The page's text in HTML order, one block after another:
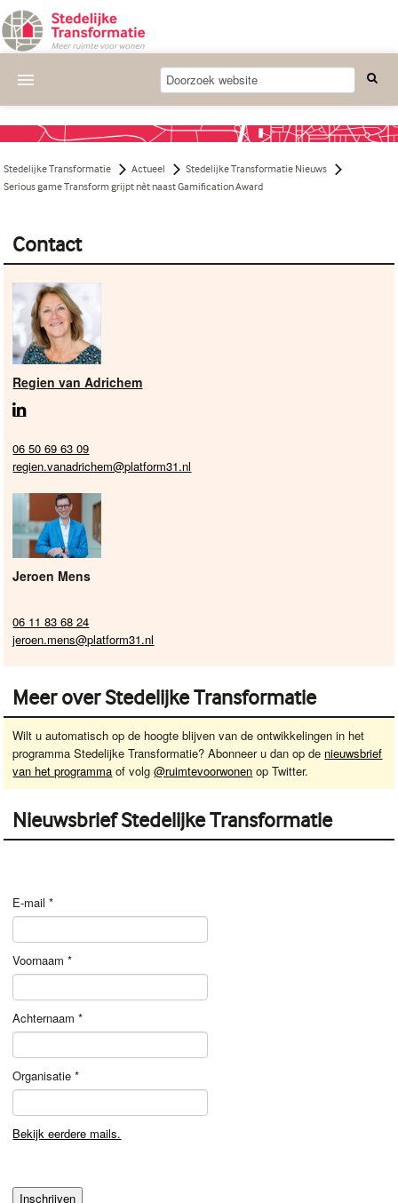
Deelnemende projecten
Bijeenkomsten
Publicaties
Nieuwsbrief
Over ons
Stedelijke Transformatie Actueel
Stedelijke Transformatie Nieuws
Serious game Transform grijpt nèt naast Gamification Award
Contact
Regien van Adrichem
06 50 69 63 09
regien.vanadrichem@platform31.nl
Jeroen Mens
06 11 83 68 24
jeroen.mens@platform31.nl
Meer over Stedelijke Transformatie
Wilt u automatisch op de hoogte blijven van de ontwikkelingen in het
programma Stedelijke Transformatie? Abonneer u dan op de nieuwsbrief
van het programma of volg@ruimtevoorwonen op Twitter.
Nieuwsbrief Stedelijke Transformatie
E-mail*
Voornaam*
Achternaam*
Organisatie*
Bekijk eerdere mails.